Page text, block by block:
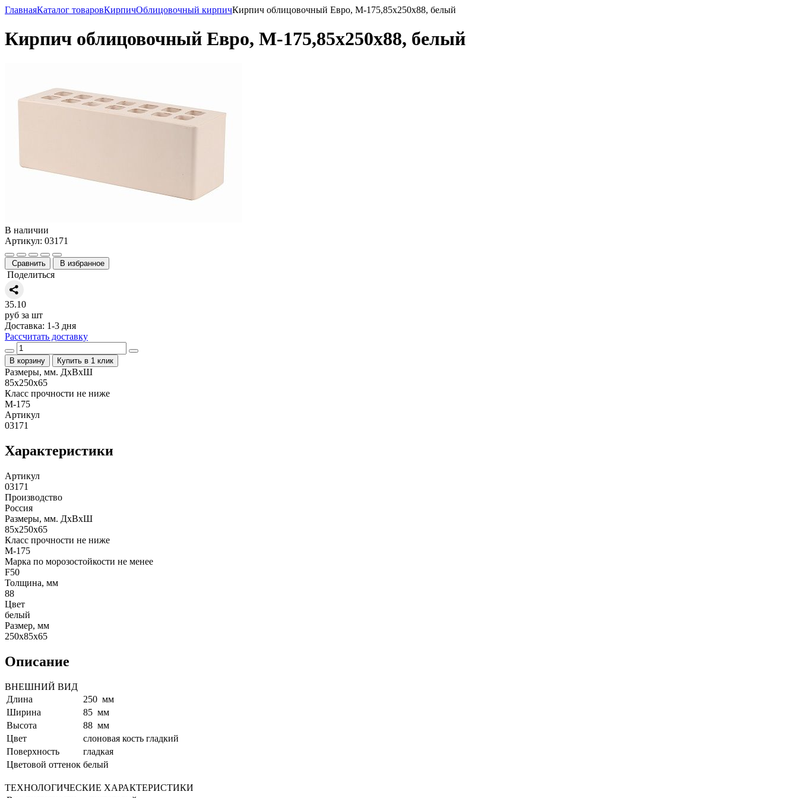
ГлавнаяКаталог товаровКирпичОблицовочный кирпичКирпич облицовочный Евро, М-175,85x250x88, белый
Кирпич облицовочный Евро, М-175,85x250x88, белый
В наличии
Артикул: 03171
Сравнить В избранное
Поделиться
35.10
руб за шт
Доставка: 1-3 дня
Рассчитать доставку
В корзину Купить в 1 клик
Размеры, мм. ДхВхШ
85x250x65
Класс прочности не ниже
М-175
Артикул
03171
Характеристики
Артикул
03171
Производство
Россия
Размеры, мм. ДхВхШ
85x250x65
Класс прочности не ниже
М-175
Марка по морозостойкости не менее
F50
Толщина, мм
88
Цвет
белый
Размер, мм
250x85x65
Описание
ВНЕШНИЙ ВИД
Длина
250 мм
Ширина
85 мм
Высота
88 мм
Цвет
слоновая кость гладкий
Поверхность
гладкая
Цветовой оттенок белый
ТЕХНОЛОГИЧЕСКИЕ ХАРАКТЕРИСТИКИ